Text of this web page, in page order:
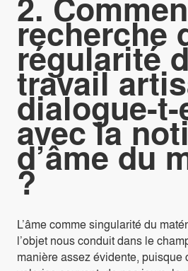
recherche
régularité
travail
dialogue-
avec la
d’âme du
?
L’âme comme singularité du
l’objet nous conduit dans le
manière assez évidente, puisque